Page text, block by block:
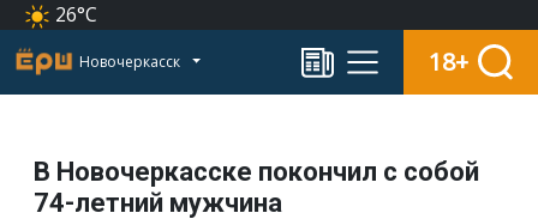
26°C
Новочеркасск 18+
В Новочеркасске покончил с собой
74-летний мужчина